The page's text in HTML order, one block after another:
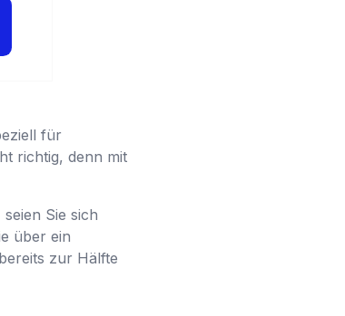
für
richtig, denn mit
Sie sich
über ein
zur Hälfte